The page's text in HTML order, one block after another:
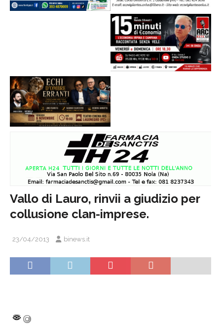
Vallo di Lauro, rinvii a giudizio per
collusione clan-imprese.
23/04/2013 binews.it